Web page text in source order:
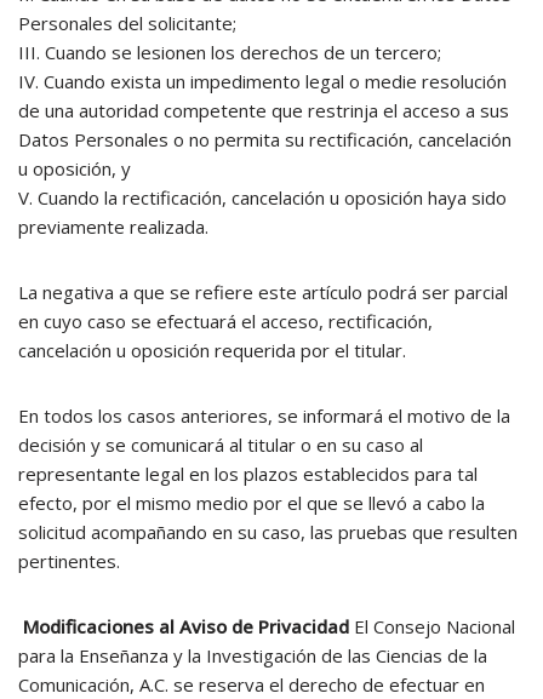
Personales del solicitante;
III. Cuando se lesionen los derechos de un tercero;
IV. Cuando exista un impedimento legal o medie resolución
de una autoridad competente que restrinja el acceso a sus
Datos Personales o no permita su rectificación, cancelación
u oposición, y
V. Cuando la rectificación, cancelación u oposición haya sido
previamente realizada.
La negativa a que se refiere este artículo podrá ser parcial
en cuyo caso se efectuará el acceso, rectificación,
cancelación u oposición requerida por el titular.
En todos los casos anteriores, se informará el motivo de la
decisión y se comunicará al titular o en su caso al
representante legal en los plazos establecidos para tal
efecto, por el mismo medio por el que se llevó a cabo la
solicitud acompañando en su caso, las pruebas que resulten
pertinentes.
Modificaciones al Aviso de Privacidad El Consejo Nacional
para la Enseñanza y la Investigación de las Ciencias de la
Comunicación, A.C. se reserva el derecho de efectuar en